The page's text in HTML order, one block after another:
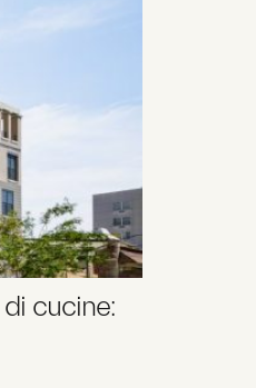
cucine: